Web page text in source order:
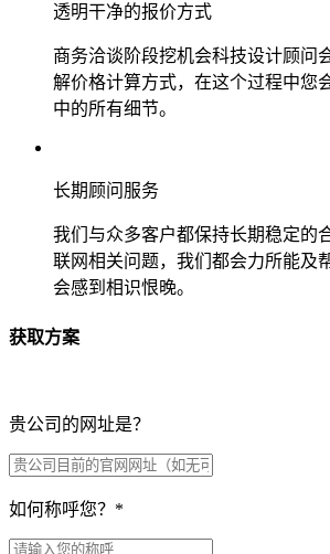
透明干净的报价方式
商务洽谈阶段挖机会科技设计顾问
解价格计算方式，在这个过程中您
中的所有细节。
长期顾问服务
我们与众多客户都保持长期稳定的
联网相关问题，我们都会力所能及
会感到相识恨晚。
获取方案
贵公司的网址是？
如何称呼您？ *